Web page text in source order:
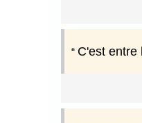
C'est entre